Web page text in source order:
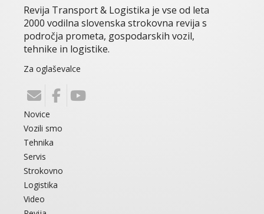
Revija Transport & Logistika je vse od leta
2000 vodilna slovenska strokovna revija s
področja prometa, gospodarskih vozil,
tehnike in logistike.
Za oglaševalce
Novice
Vozili smo
Tehnika
Servis
Strokovno
Logistika
Video